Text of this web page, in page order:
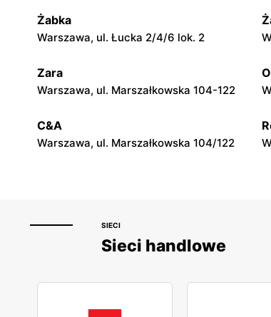
Drogerie Laboo
26A
Gąbin, ul. Płocka 4
Żabka
Warszawa, ul. Łucka 2/4/6 lok. 2
Zara
Warszawa, ul. Marszałkowska 104-122
C&A
Warszawa, ul. Marszałkowska 104/122
SIECI
Sieci handlowe